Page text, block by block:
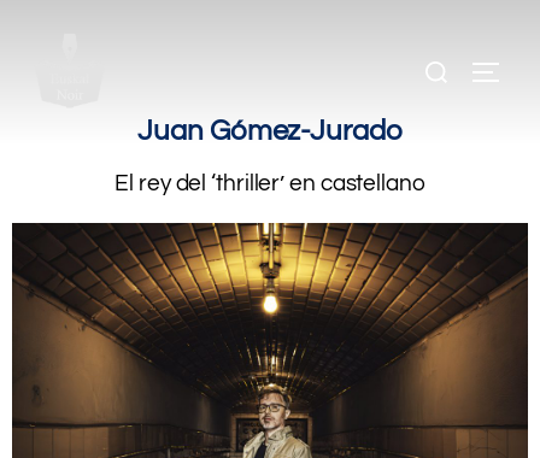
Juan Gómez-Jurado
El rey del ‘thriller’ en castellano